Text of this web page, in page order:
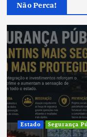
Não Perca!
Cultura
Cultura do